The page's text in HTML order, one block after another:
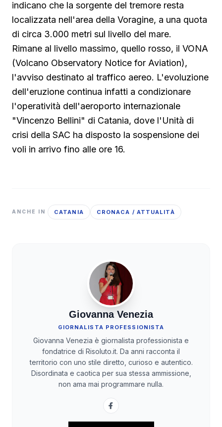
indicano che la sorgente del tremore resta
localizzata nell'area della Voragine, a una quota
di circa 3.000 metri sul livello del mare.
Rimane al livello massimo, quello rosso, il VONA
(Volcano Observatory Notice for Aviation),
l'avviso destinato al traffico aereo. L'evoluzione
dell'eruzione continua infatti a condizionare
l'operatività dell'aeroporto internazionale
"Vincenzo Bellini" di Catania, dove l'Unità di
crisi della SAC ha disposto la sospensione dei
voli in arrivo fino alle ore 16.
ANCHE IN CATANIA CRONACA / ATTUALITÀ
Giovanna Venezia
GIORNALISTA PROFESSIONISTA
Giovanna Venezia è giornalista professionista e
fondatrice di Risoluto.it. Da anni racconta il
territorio con uno stile diretto, curioso e autentico.
Disordinata e caotica per sua stessa ammissione,
non ama mai programmare nulla.